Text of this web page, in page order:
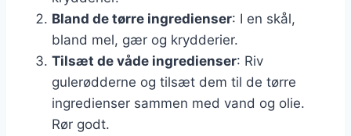
Bland de tørre ingredienser: I en skål,
bland mel, gær og krydderier.
Tilsæt de våde ingredienser: Riv
gulerødderne og tilsæt dem til de tørre
ingredienser sammen med vand og olie.
Rør godt.